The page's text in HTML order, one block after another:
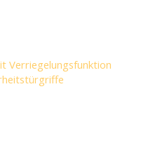
Verriegelungsfunktion